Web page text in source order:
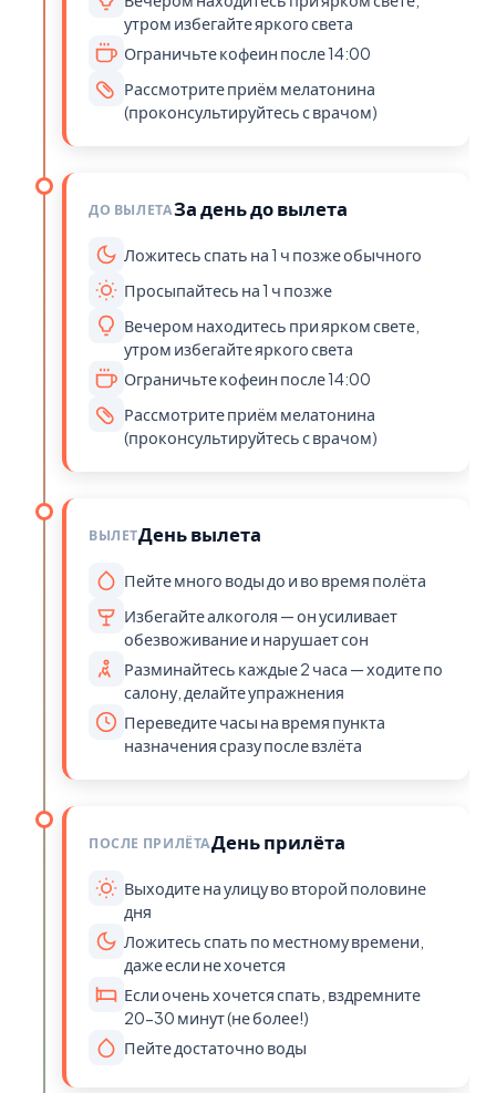
утром избегайте яркого света
Ограничьте кофеин после 14:00
Рассмотрите приём мелатонина
(проконсультируйтесь с врачом)
ДО ВЫЛЕТАЗа день до вылета
Ложитесь спать на 1 ч позже обычного
Просыпайтесь на 1 ч позже
Вечером находитесь при ярком свете,
утром избегайте яркого света
Ограничьте кофеин после 14:00
Рассмотрите приём мелатонина
(проконсультируйтесь с врачом)
ВЫЛЕТДень вылета
Пейте много воды до и во время полёта
Избегайте алкоголя — он усиливает
обезвоживание и нарушает сон
Разминайтесь каждые 2 часа — ходите по
салону, делайте упражнения
Переведите часы на время пункта
назначения сразу после взлёта
ПОСЛЕ ПРИЛЁТАДень прилёта
Выходите на улицу во второй половине
дня
Ложитесь спать по местному времени,
даже если не хочется
Если очень хочется спать, вздремните
20-30 минут (не более!)
Пейте достаточно воды